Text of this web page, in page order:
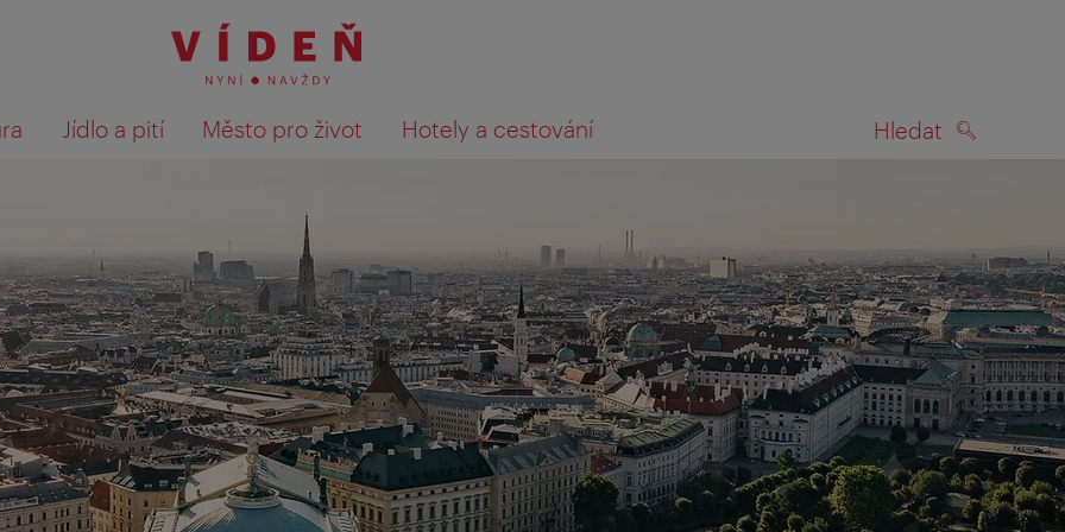
Jídlo a pití Město pro život Hotely a cestování Hledat